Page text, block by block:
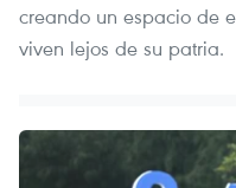
creando un espacio de
viven lejos de su patria.